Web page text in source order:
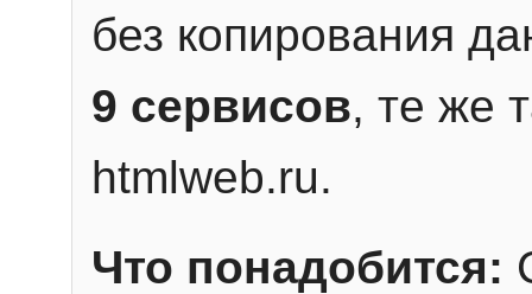
без копирования
9 сервисов, те же
htmlweb.ru.
Что понадобится: